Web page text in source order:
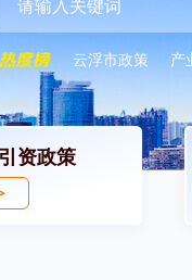
云浮市政策 产
资政策